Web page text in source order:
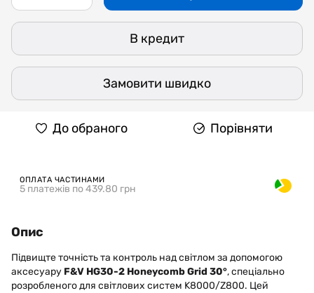
В кредит
Замовити швидко
До обраного Порівняти
ОПЛАТА ЧАСТИНАМИ
5 платежів по 439.80 грн
Опис
Підвищте точність та контроль над світлом за допомогою
аксесуару F&V HG30-2 Honeycomb Grid 30°, спеціально
розробленого для світлових систем K8000/Z800. Цей